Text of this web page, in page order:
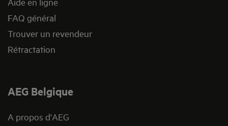
FAQ général
Trouver un revendeur
Rétractation
AEG Belgique
A propos d'AEG